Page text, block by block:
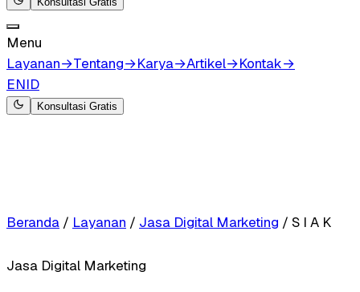
Menu
Layanan→Tentang→Karya→Artikel→Kontak→
ENID
Konsultasi Gratis
Beranda / Layanan / Jasa Digital Marketing / S I A K
Jasa Digital Marketing